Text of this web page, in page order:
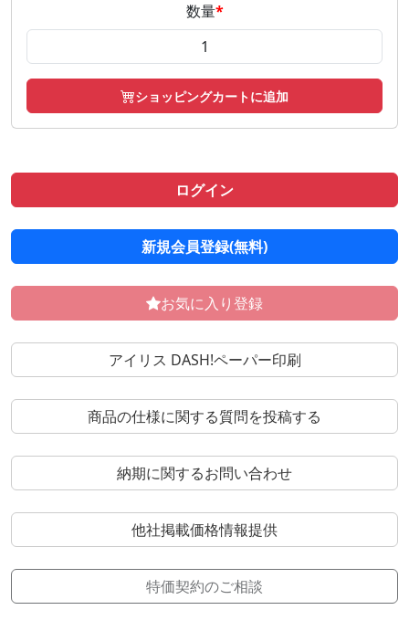
数量*
ショッピングカートに追加
ログイン
新規会員登録(無料)
お気に入り登録
アイリス DASH!ペーパー印刷
商品の仕様に関する質問を投稿する
納期に関するお問い合わせ
他社掲載価格情報提供
特価契約のご相談